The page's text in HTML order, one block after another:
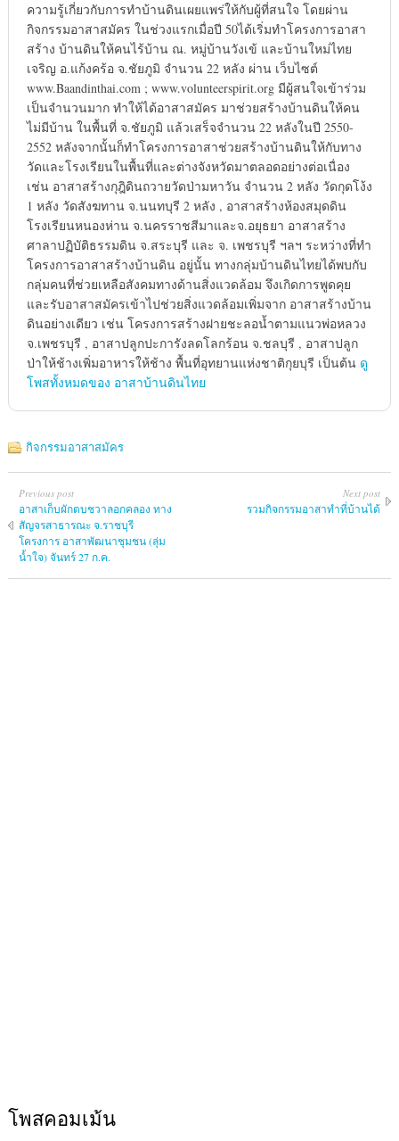
ความรู้เกี่ยวกับการทำบ้านดินเผยแพร่ให้กับผู้ที่สนใจ โดยผ่าน
กิจกรรมอาสาสมัคร ในช่วงแรกเมื่อปี 50ได้เริ่มทำโครงการอาสา
สร้าง บ้านดินให้คนไร้บ้าน ณ. หมู่บ้านวังเข้ และบ้านใหม่ไทย
เจริญ อ.แก้งคร้อ จ.ชัยภูมิ จำนวน 22 หลัง ผ่าน เว็บไซต์
www.Baandinthai.com ; www.volunteerspirit.org มีผู้สนใจเข้าร่วม
เป็นจำนวนมาก ทำให้ได้อาสาสมัคร มาช่วยสร้างบ้านดินให้คน
ไม่มีบ้าน ในพื้นที่ จ.ชัยภูมิ แล้วเสร็จจำนวน 22 หลังในปี 2550-
2552 หลังจากนั้นก็ทำโครงการอาสาช่วยสร้างบ้านดินให้กับทาง
วัดและโรงเรียนในพื้นที่และต่างจังหวัดมาตลอดอย่างต่อเนื่อง
เช่น อาสาสร้างกุฎิดินถวายวัดป่ามหาวัน จำนวน 2 หลัง วัดกุดโง้ง
1 หลัง วัดสังฆทาน จ.นนทบุรี 2 หลัง , อาสาสร้างห้องสมุดดิน
โรงเรียนหนองห่าน จ.นครราชสีมาและจ.อยุธยา อาสาสร้าง
ศาลาปฏิบัติธรรมดิน จ.สระบุรี และ จ. เพชรบุรี ฯลฯ ระหว่างที่ทำ
โครงการอาสาสร้างบ้านดิน อยู่นั้น ทางกลุ่มบ้านดินไทยได้พบกับ
กลุ่มคนที่ช่วยเหลือสังคมทางด้านสิ่งแวดล้อม จึงเกิดการพูดคุย
และรับอาสาสมัครเข้าไปช่วยสิ่งแวดล้อมเพิ่มจาก อาสาสร้างบ้าน
ดินอย่างเดียว เช่น โครงการสร้างฝายชะลอน้ำตามแนวพ่อหลวง
จ.เพชรบุรี , อาสาปลูกปะการังลดโลกร้อน จ.ชลบุรี , อาสาปลูก
ป่าให้ช้างเพิ่มอาหารให้ช้าง พื้นที่อุทยานแห่งชาติกุยบุรี เป็นต้น ดู
โพสทั้งหมดของ อาสาบ้านดินไทย
กิจกรรมอาสาสมัคร
Previous post
อาสาเก็บผักตบชวาลอกคลอง ทาง
สัญจรสาธารณะ จ.ราชบุรี
โครงการ อาสาพัฒนาชุมชน (ลุ่ม
น้ำใจ) จันทร์ 27 ก.ค.
Next post
รวมกิจกรรมอาสาทำที่บ้านได้
โพสคอมเม้น